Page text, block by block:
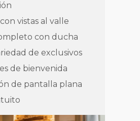
vistas al valle
con ducha
de exclusivos
de bienvenida
de pantalla plana